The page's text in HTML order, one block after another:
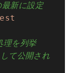
新に設定
理を列挙
公開され